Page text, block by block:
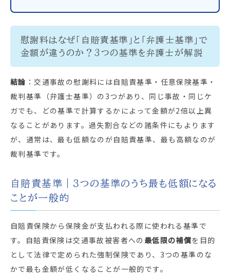
慰謝料はなぜ「自賠責基準」と「弁護士基準」で
金額が違うのか？3つの基準を弁護士が解説
結論 ：交通事故の慰謝料には自賠責基準・任意保険基準・
裁判基準（弁護士基準）の3つがあり、同じ事故・同じケ
ガでも、どの基準で計算するかによって金額が2倍以上異
なることがあります。過失割合などの諸条件にもよります
が、通常は、最も低額なのが自賠責基準、最も高額なのが
裁判基準です。
自賠責基準｜3つの基準のうち最も低額になる
ことが一般的
自賠責保険から保険金が支払われる際に使われる基準で
す。自賠責保険は交通事故被害者への 最低限の補償を目的
として法律で定められた強制保険であり、3つの基準のな
かで最も金額が低くなることが一般的です。